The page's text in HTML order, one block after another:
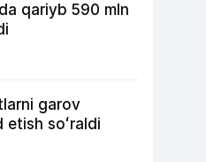
qariyb 590 mln
garov
etish soʻraldi